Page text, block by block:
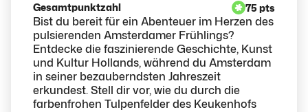
Bist du bereit für ein Abenteuer im Herzen des
pulsierenden Amsterdamer Frühlings?
Entdecke die faszinierende Geschichte, Kunst
und Kultur Hollands, während du Amsterdam
in seiner bezauberndsten Jahreszeit
erkundest. Stell dir vor, wie du durch die
farbenfrohen Tulpenfelder des Keukenhofs
Gesamtpunktzahl 75 pts